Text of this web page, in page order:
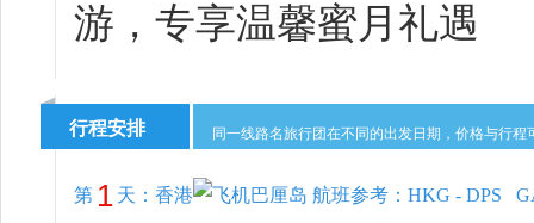
游，专享温馨蜜月礼遇
行程安排 同一线路名旅行团在不同的出发日期，价格与行
第 1 天： 香港 巴厘岛 航班参考：HKG - DPS